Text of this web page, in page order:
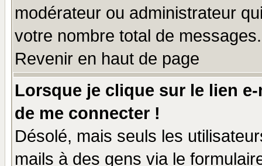
modérateur ou administrateur
votre nombre total de messages.
Revenir en haut de page
Lorsque je clique sur le lien
de me connecter !
Désolé, mais seuls les
mails à des gens via le